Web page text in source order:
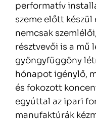
performatív
szeme előtt készül
nemcsak
résztvevői is a mű
gyöngyfüggöny
hónapot igénylő,
és fokozott
egyúttal az ipari
manufaktúrák